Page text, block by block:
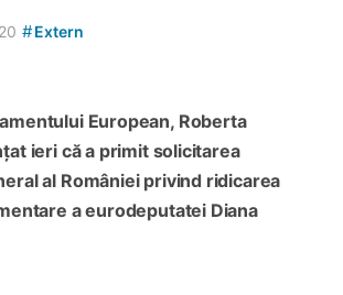
#Extern
European, Roberta
ieri că a primit solicitarea
al României privind ridicarea
a eurodeputatei Diana